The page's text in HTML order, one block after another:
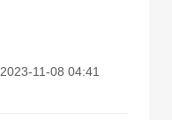
2023-11-08 04:41